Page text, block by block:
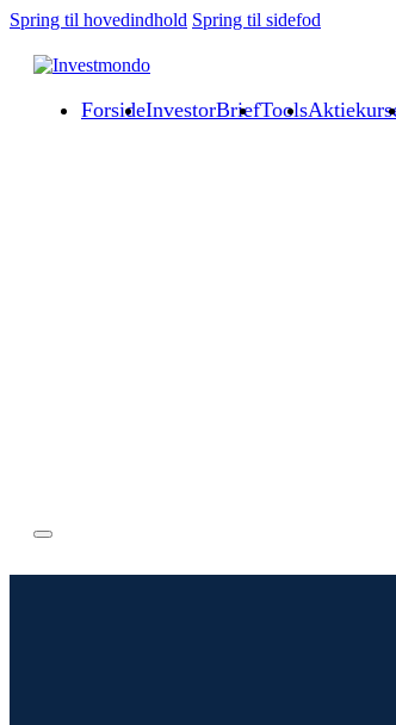
Spring til hovedindhold Spring til sidefod
ForsideInvestorBriefTools